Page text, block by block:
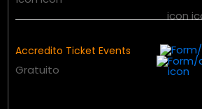
Accredito Ticket Events
Gratuito